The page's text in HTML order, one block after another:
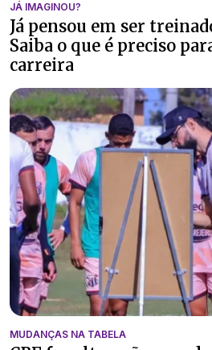
JÁ IMAGINOU?
Já pensou em ser
Saiba o que é preciso
carreira
MUDANÇAS NA TABELA